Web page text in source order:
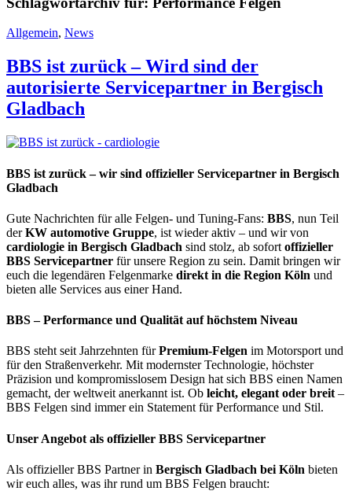
Allgemein, News
BBS ist zurück – Wird sind der
autorisierte Servicepartner in Bergisch
Gladbach
BBS ist zurück – wir sind offizieller Servicepartner in Bergisch
Gladbach
Gute Nachrichten für alle Felgen- und Tuning-Fans: BBS, nun Teil
derKW automotive Gruppe, ist wieder aktiv – und wir von
cardiologie in Bergisch Gladbach sind stolz, ab sofort offizieller
BBS Servicepartner für unsere Region zu sein. Damit bringen wir
euch die legendären Felgenmarke direkt in die Region Köln und
bieten alle Services aus einer Hand.
BBS – Performance und Qualität auf höchstem Niveau
BBS steht seit Jahrzehnten fürPremium-Felgen im Motorsport und
für den Straßenverkehr. Mit modernster Technologie, höchster
Präzision und kompromisslosem Design hat sich BBS einen Namen
gemacht, der weltweit anerkannt ist. Ob leicht, elegant oder breit –
BBS Felgen sind immer ein Statement für Performance und Stil.
Unser Angebot als offizieller BBS Servicepartner
Als offizieller BBS Partner in Bergisch Gladbach bei Köln bieten
wir euch alles, was ihr rund um BBS Felgen braucht: